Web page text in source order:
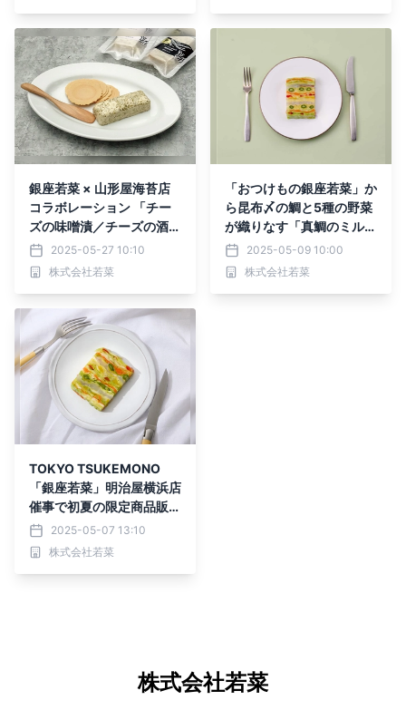
銀座若菜 × 山形屋海苔店
コラボレーション 「チー
ズの味噌漬／チーズの酒粕
漬 -海苔佃煮-」新発売
2025-05-27 10:10
株式会社若菜
「おつけもの銀座若菜」か
ら昆布〆の鯛と5種の野菜
が織りなす「真鯛のミルフ
ィーユ」5月9日より期間
限定販売！
2025-05-09 10:00
株式会社若菜
TOKYO TSUKEMONO
「銀座若菜」明治屋横浜店
催事で初夏の限定商品販売
開始2025-05-07 13:10
株式会社若菜
株式会社若菜